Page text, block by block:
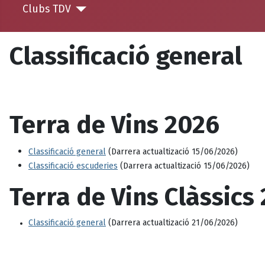
Clubs TDV
Classificació general
Terra de Vins 2026
Classificació general (Darrera actualtizació 15/06/2026)
Classificació escuderies (Darrera actualtizació 15/06/2026)
Terra de Vins Clàssics
Classificació general (Darrera actualtizació 21/06/2026)